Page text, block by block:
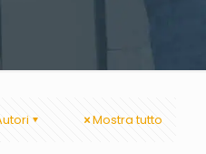
Mostra tutto